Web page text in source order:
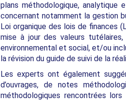
plans méthodologique,
concernant notamment la gestion
Loi organique des lois de finances
mise à jour des valeurs tutélaires,
environnemental et social, et/ou
la révision du guide de suivi de la
Les experts ont également
d’ouvrages, de notes
méthodologiques rencontrées